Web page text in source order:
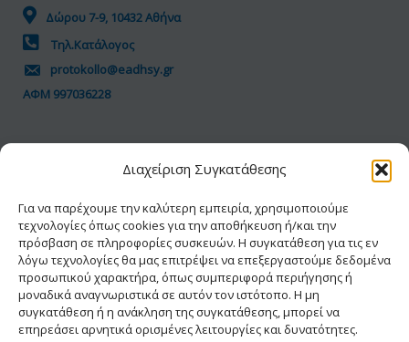
Διαχείριση Συγκατάθεσης
Για να παρέχουμε την καλύτερη εμπειρία, χρησιμοποιούμε
τεχνολογίες όπως cookies για την αποθήκευση ή/και την
πρόσβαση σε πληροφορίες συσκευών. Η συγκατάθεση για τις εν
λόγω τεχνολογίες θα μας επιτρέψει να επεξεργαστούμε δεδομένα
προσωπικού χαρακτήρα, όπως συμπεριφορά περιήγησης ή
μοναδικά αναγνωριστικά σε αυτόν τον ιστότοπο. Η μη
συγκατάθεση ή η ανάκληση της συγκατάθεσης, μπορεί να
επηρεάσει αρνητικά ορισμένες λειτουργίες και δυνατότητες.
Δώρου 7-9, 10432 Αθήνα
Τηλ.Κατάλογος
protokollo@eadhsy.gr
ΑΦΜ 997036228
ΠΟΛΙΤΙΚΗ GDPR
Προσωπικά Δεδομένα
Πολιτική Cookies
Δήλωση Προσβασιμότητας